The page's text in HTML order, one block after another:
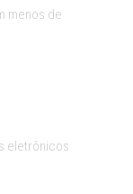
menos de
eletrônicos